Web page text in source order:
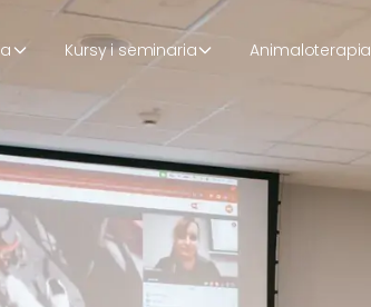
Kursy i seminaria Animaloterapia